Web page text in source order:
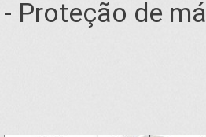
- Proteção de